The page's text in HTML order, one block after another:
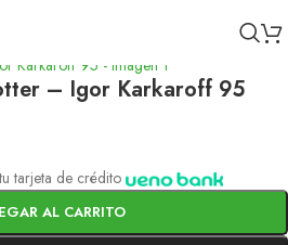
– Igor Karkaroff 95
tarjeta de crédito
AL CARRITO